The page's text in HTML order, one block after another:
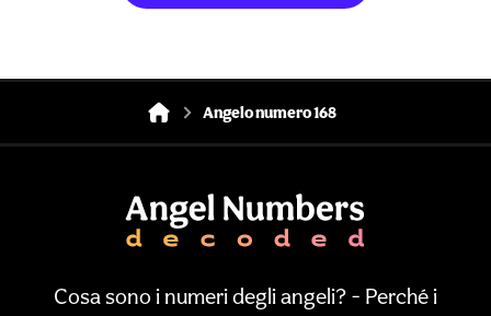
Angelo numero 168
Cosa sono i numeri degli angeli? - Perché i